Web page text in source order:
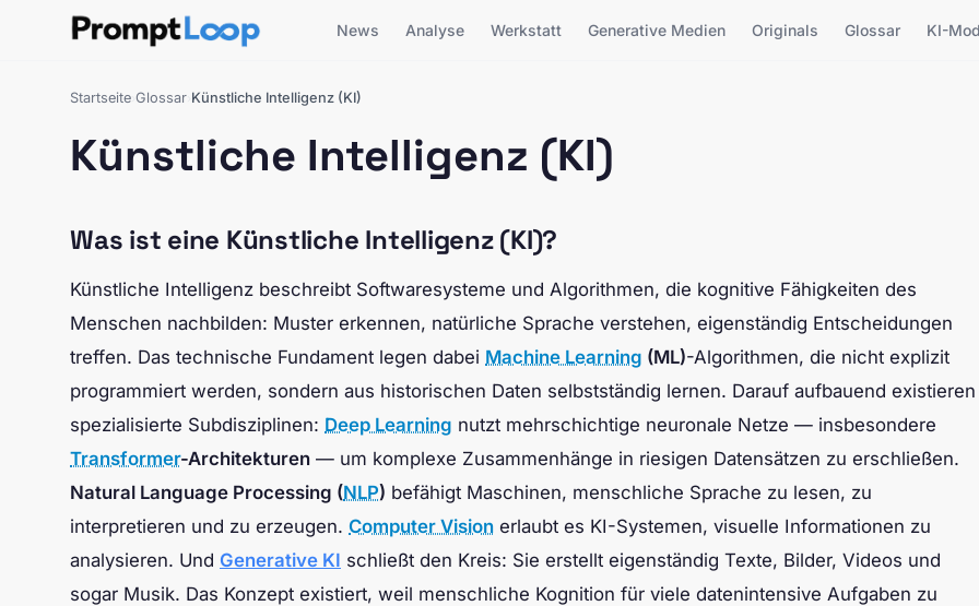
News Analyse Werkstatt Generative Medien Originals Glossar KI-
Startseite Glossar Künstliche Intelligenz (KI)
Künstliche Intelligenz (KI)
Was ist eine Künstliche Intelligenz (KI)?
Künstliche Intelligenz beschreibt Softwaresysteme und Algorithmen, die kognitive Fähigkeiten des
Menschen nachbilden: Muster erkennen, natürliche Sprache verstehen, eigenständig Entscheidungen
treffen. Das technische Fundament legen dabei Machine Learning (ML)-Algorithmen, die nicht explizit
programmiert werden, sondern aus historischen Daten selbstständig lernen. Darauf aufbauend existieren
spezialisierte Subdisziplinen: Deep Learning nutzt mehrschichtige neuronale Netze — insbesondere
Transformer-Architekturen — um komplexe Zusammenhänge in riesigen Datensätzen zu erschließen.
Natural Language Processing (NLP) befähigt Maschinen, menschliche Sprache zu lesen, zu
interpretieren und zu erzeugen. Computer Vision erlaubt es KI-Systemen, visuelle Informationen zu
analysieren. Und Generative KI schließt den Kreis: Sie erstellt eigenständig Texte, Bilder, Videos und
sogar Musik. Das Konzept existiert, weil menschliche Kognition für viele datenintensive Aufgaben zu